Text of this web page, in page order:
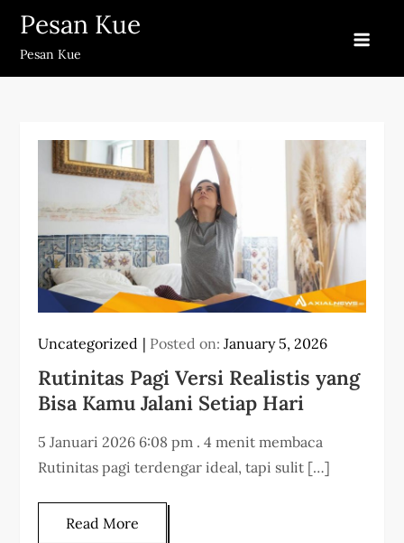
Skip
content
Pesan Kue
Pesan Kue
Uncategorized Posted on:January 5, 2026
Rutinitas Pagi Versi Realistis yang
Bisa Kamu Jalani Setiap Hari
5 Januari 2026 6:08 pm . 4 menit membaca
Rutinitas pagi terdengar ideal, tapi sulit […]
Read More